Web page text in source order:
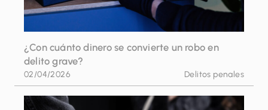
¿Con cuánto dinero se convierte un robo en
delito grave?
02/04/2026 Delitos penales